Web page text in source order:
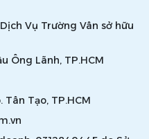
Vụ Trường Vân sở hữu
Ông Lãnh, TP.HCM
Tân Tạo, TP.HCM